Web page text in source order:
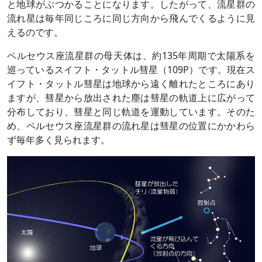
と地球がぶつかることになります。したがって、流星群の
流れ星は毎年同じころに同じ方向から飛んでくるように見
えるのです。
ペルセウス座流星群の母天体は、約135年周期で太陽系を
巡っているスイフト・タットル彗星（109P）です。現在ス
イフト・タットル彗星は地球から遠く離れたところにあり
ますが、彗星から放出された塵は彗星の軌道上に広がって
分布しており、彗星と同じ軌道を運動しています。そのた
め、ペルセウス座流星群の流れ星は彗星の位置にかかわら
ず毎年多く見られます。